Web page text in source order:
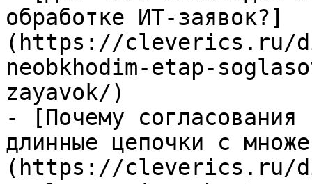
обработке ИТ-заявок?]
(https://cleverics.ru/
neobkhodim-etap-
zayavok/)
- [Почему согласования
длинные цепочки с
(https://cleverics.ru/